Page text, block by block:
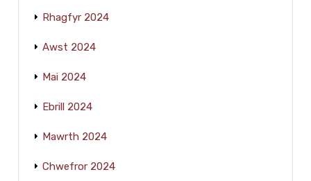
Rhagfyr 2024
Awst 2024
Mai 2024
Ebrill 2024
Mawrth 2024
Chwefror 2024